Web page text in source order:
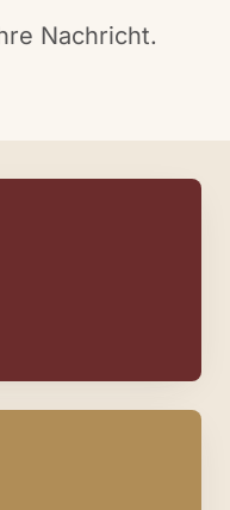
Nachricht.